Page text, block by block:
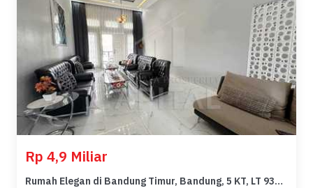
Rp 4,9 Miliar
Rumah Elegan di Bandung Timur, Bandung, 5 KT, LT 937m²